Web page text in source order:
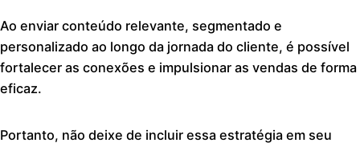
Ao enviar conteúdo relevante, segmentado e
personalizado ao longo da jornada do cliente, é possível
fortalecer as conexões e impulsionar as vendas de forma
eficaz.
Portanto, não deixe de incluir essa estratégia em seu